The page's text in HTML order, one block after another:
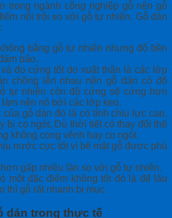
trong ngành công nghiệp gỗ nên gỗ
nổi trội so với gỗ tự nhiên. Gỗ dán
bằng gỗ tự nhiên nhưng độ bền
bảo.
đọ cứng tốt do xuất thân là các lớp
chồng lên nhau nên gỗ dán có độ
tự nhiên còn độ cứng sẽ cứng hơn
nên nó bởi các lớp keo.
gỗ dán đó là có tính chịu lực cao,
bị co ngót, Dù thời tiết có thay đổi thế
không cong vênh hay co ngót.
nước cực tốt vì bề mặt gỗ được phủ
gấp nhiều lần so với gỗ tự nhiên.
một đặc điểm không tốt đó là để lâu
thì gỗ rất nhanh bị mục.
dán trong thực tế